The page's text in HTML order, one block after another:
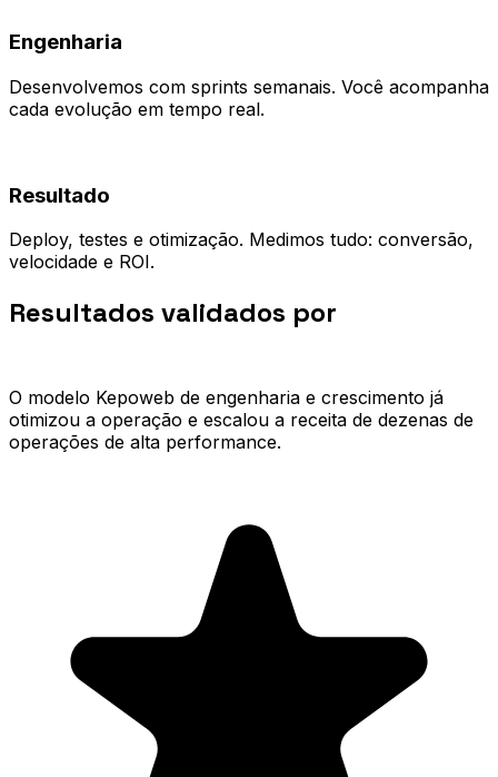
Engenharia
Desenvolvemos com sprints semanais. Você acompanha
cada evolução em tempo real.
Resultado
Deploy, testes e otimização. Medimos tudo: conversão,
velocidade e ROI.
Resultados validados por
O modelo Kepoweb de engenharia e crescimento já
otimizou a operação e escalou a receita de dezenas de
operações de alta performance.